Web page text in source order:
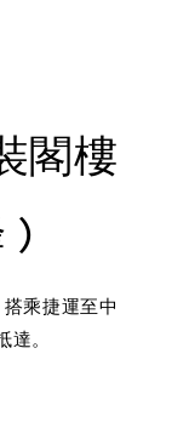
閣樓
)
乘捷運至中
。